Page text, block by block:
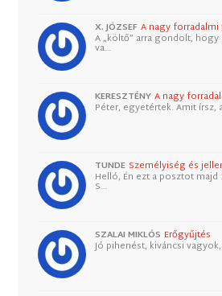
X. JÓZSEF A nagy
A „költő” arra gondolt,
va…
KERESZTÉNY A nagy
Péter, egyetértek. Amit írsz,
TUNDE Személyiség és
Helló, Én ezt a posztot
S…
SZALAI MIKLÓS Erőgyűjtés
Jó pihenést, kiváncsi